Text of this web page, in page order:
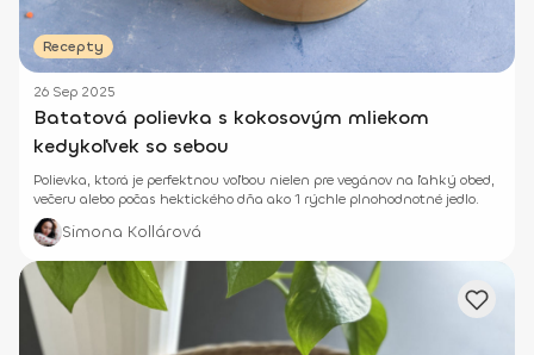
Recepty
26 Sep 2025
Batatová polievka s kokosovým mliekom
kedykoľvek so sebou
Polievka, ktorá je perfektnou voľbou nielen pre vegánov na ľahký obed,
večeru alebo počas hektického dňa ako 1 rýchle plnohodnotné jedlo.
Simona Kollárová